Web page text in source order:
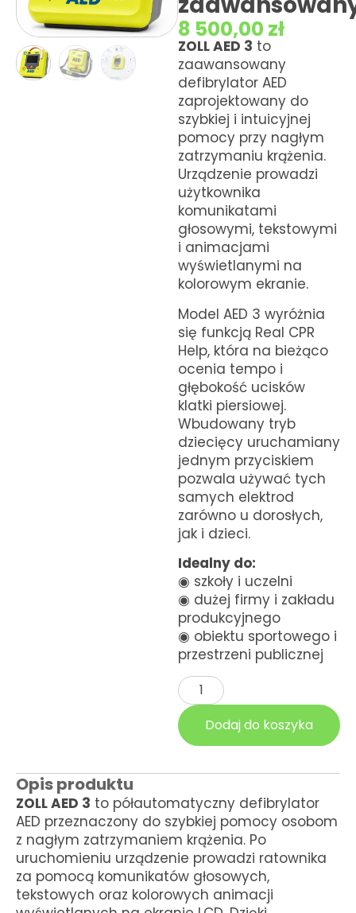
Kursy KPP
8 500,00 zł
ZOLL AED 3 to
zaawansowany
defibrylator AED
zaprojektowany do
szybkiej i intuicyjnej
pomocy przy nagłym
zatrzymaniu krążenia.
Urządzenie prowadzi
użytkownika
komunikatami
głosowymi, tekstowymi
i animacjami
wyświetlanymi na
kolorowym ekranie.
Model AED 3 wyróżnia
się funkcją Real CPR
Help, która na bieżąco
ocenia tempo i
głębokość ucisków
klatki piersiowej.
Wbudowany tryb
dziecięcy uruchamiany
jednym przyciskiem
pozwala używać tych
samych elektrod
zarówno u dorosłych,
jak i dzieci.
Idealny do:
◉ szkoły i uczelni
◉ dużej firmy i zakładu
produkcyjnego
◉ obiektu sportowego i
przestrzeni publicznej
Dodaj do koszyka
Opis produktu
ZOLL AED 3 to półautomatyczny defibrylator
AED przeznaczony do szybkiej pomocy osobom
z nagłym zatrzymaniem krążenia. Po
uruchomieniu urządzenie prowadzi ratownika
za pomocą komunikatów głosowych,
tekstowych oraz kolorowych animacji